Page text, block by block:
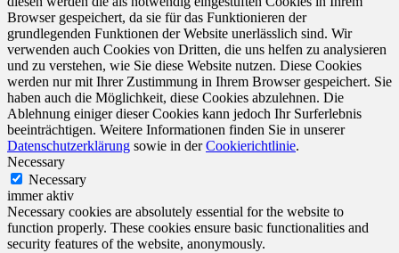
Browser gespeichert, da sie für das Funktionieren der
grundlegenden Funktionen der Website unerlässlich sind. Wir
verwenden auch Cookies von Dritten, die uns helfen zu analysieren
und zu verstehen, wie Sie diese Website nutzen. Diese Cookies
werden nur mit Ihrer Zustimmung in Ihrem Browser gespeichert. Sie
haben auch die Möglichkeit, diese Cookies abzulehnen. Die
Ablehnung einiger dieser Cookies kann jedoch Ihr Surferlebnis
beeinträchtigen. Weitere Informationen finden Sie in unserer
Datenschutzerklärung sowie in derCookierichtlinie.
Necessary
Necessary
immer aktiv
Necessary cookies are absolutely essential for the website to
function properly. These cookies ensure basic functionalities and
security features of the website, anonymously.